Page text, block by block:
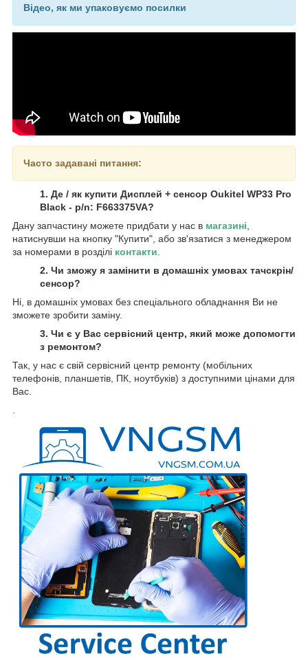
Відео, як ми упаковуємо посилки
Часто задавані питання:
1. Де / як купити Дисплей + сенсор Oukitel WP33 Pro
Black - p/n: F663375VA?
Дану запчастину можете придбати у нас в магазині
натиснувши на кнопку "Купити", або зв'язатися з менеджером
за номерами в розділі контакти
2. Чи зможу я замінити в домашніх умовах тачскрін/
сенсор?
Ні, в домашніх умовах без спеціального обладнання Ви не
зможете зробити заміну.
3. Чи є у Вас сервісний центр, який може допомогти
з ремонтом?
Так, у нас є свій сервісний центр ремонту (мобільних
телефонів, планшетів, ПК, ноутбуків) з доступними цінами для
Вас.